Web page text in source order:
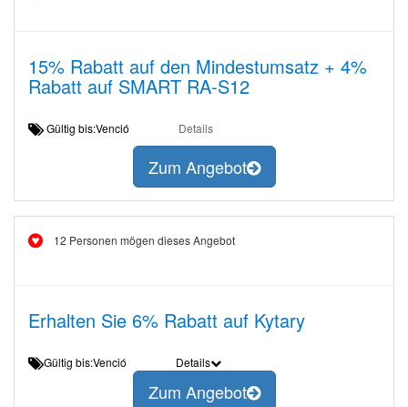
15% Rabatt auf den Mindestumsatz + 4%
Rabatt auf SMART RA-S12
Gültig bis:Venció Details
Zum Angebot
12 Personen mögen dieses Angebot
Erhalten Sie 6% Rabatt auf Kytary
Gültig bis:Venció Details
Zum Angebot